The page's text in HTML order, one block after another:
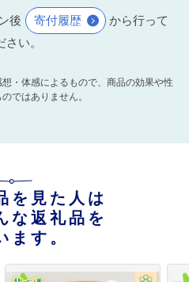
後 寄付履歴
から行って
さい。
・体感によるもので、商品の効果や性
ではありません。
を見た人は
な返礼品を
ます。